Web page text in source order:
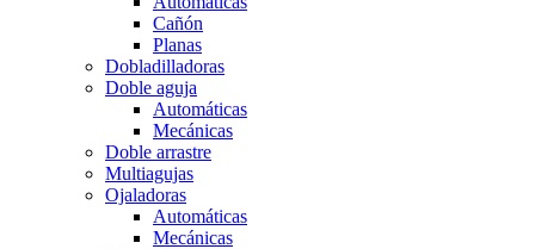
Cañón
Planas
Dobladilladoras
Doble aguja
Automáticas
Mecánicas
Doble arrastre
Multiagujas
Ojaladoras
Automáticas
Mecánicas